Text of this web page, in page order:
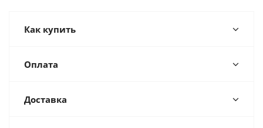
Как купить
Оплата
Доставка